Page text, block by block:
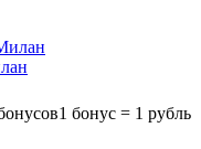
1 бонус = 1 рубль